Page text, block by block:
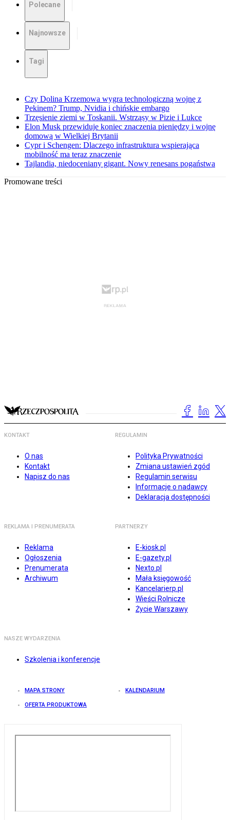
Polecane
Najnowsze
Tagi
Czy Dolina Krzemowa wygra technologiczną wojnę z
Pekinem? Trump, Nvidia i chińskie embargo
Trzęsienie ziemi w Toskanii. Wstrząsy w Pizie i Lukce
Elon Musk przewiduje koniec znaczenia pieniędzy i wojnę
domową w Wielkiej Brytanii
Cypr i Schengen: Dlaczego infrastruktura wspierająca
mobilność ma teraz znaczenie
Tajlandia, niedoceniany gigant. Nowy renesans pogaństwa
Promowane treści
KONTAKT
O nas
Kontakt
Napisz do nas
REGULAMIN
Polityka Prywatności
Zmiana ustawień zgód
Regulamin serwisu
Informacje o nadawcy
Deklaracja dostępności
REKLAMA I PRENUMERATA
Reklama
Ogłoszenia
Prenumerata
Archiwum
PARTNERZY
E-kiosk.pl
E-gazety.pl
Nexto.pl
Mała księgowość
Kancelarierp.pl
Wieści Rolnicze
Życie Warszawy
NASZE WYDARZENIA
Szkolenia i konferencje
MAPA STRONY KALENDARIUM
OFERTA PRODUKTOWA